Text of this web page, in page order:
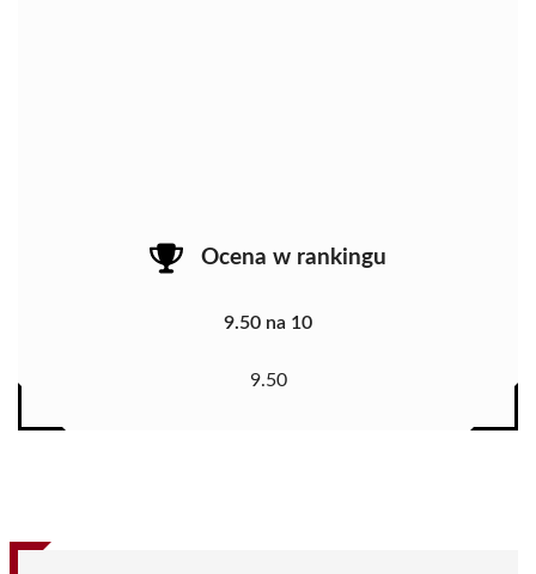
Ocena w rankingu
9.50 na 10
9.50